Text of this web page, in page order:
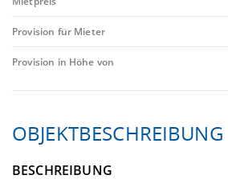
Provision für Mieter
Provision in Höhe von
OBJEKTBESCHREIBUNG
BESCHREIBUNG